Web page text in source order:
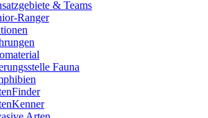
& Teams
Ranger
Fauna